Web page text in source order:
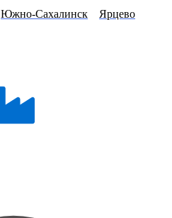
Южно-Сахалинск Ярцево